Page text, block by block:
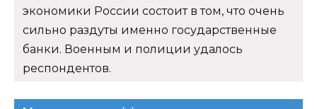
экономики России состоит в том, что очень
сильно раздуты именно государственные
банки. Военным и полиции удалось
респондентов.